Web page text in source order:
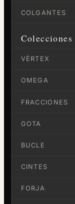
COLGANTES
Colecciones
VÈRTEX
OMEGA
FRACCIONES
GOTA
BUCLE
CINTES
FORJA